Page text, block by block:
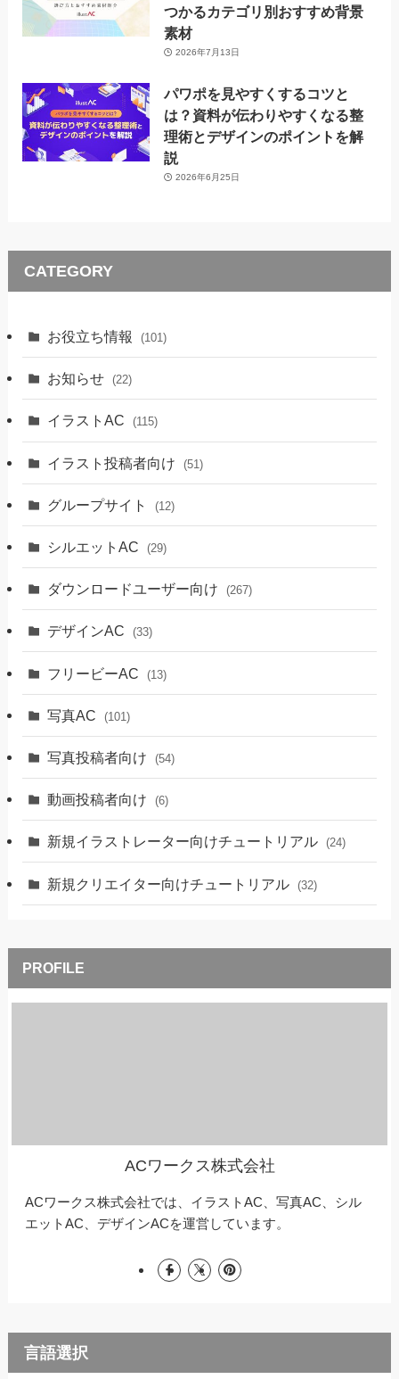
つかるカテゴリ別おすすめ背景
素材
2026年7月13日
パワポを見やすくするコツと
は？資料が伝わりやすくなる整
理術とデザインのポイントを解
説
2026年6月25日
CATEGORY
お役立ち情報 (101)
お知らせ (22)
イラストAC (115)
イラスト投稿者向け (51)
グループサイト (12)
シルエットAC (29)
ダウンロードユーザー向け (267)
デザインAC (33)
フリービーAC (13)
写真AC (101)
写真投稿者向け (54)
動画投稿者向け (6)
新規イラストレーター向けチュートリアル (24)
新規クリエイター向けチュートリアル (32)
ACワークス株式会社
ACワークス株式会社では、イラストAC、写真AC、シル
エットAC、デザインACを運営しています。
言語選択